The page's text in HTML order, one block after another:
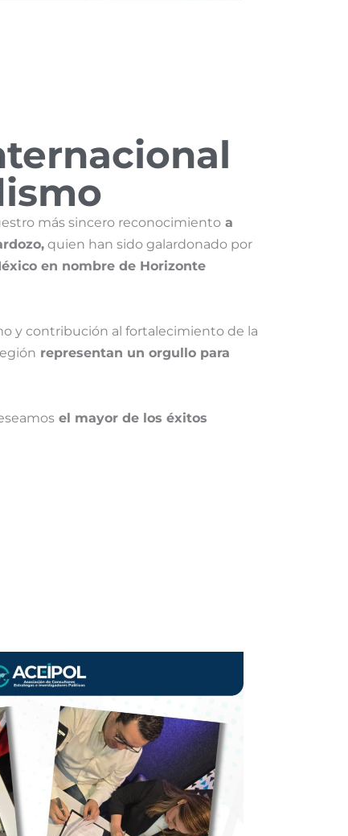
más sincero reconocimiento a
quien han sido galardonado por
en nombre de Horizonte
y contribución al fortalecimiento de la
representan un orgullo para
el mayor de los éxitos